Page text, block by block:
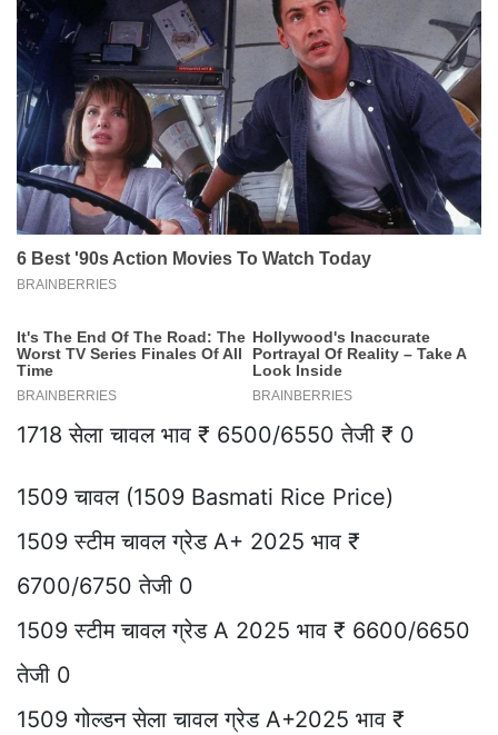
1718 सेला चावल भाव ₹ 6500/6550 तेजी ₹ 0
1509 चावल (1509 Basmati Rice Price)
1509 स्टीम चावल ग्रेड A+ 2025 भाव ₹
6700/6750 तेजी 0
1509 स्टीम चावल ग्रेड A 2025 भाव ₹ 6600/6650
तेजी 0
1509 गोल्डन सेला चावल ग्रेड A+2025 भाव ₹